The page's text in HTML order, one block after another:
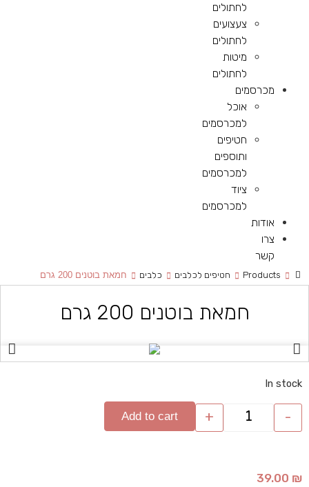
לחתולים
צעצועים
לחתולים
מיטות
לחתולים
מכרסמים
אוכל
למכרסמים
חטיפים
ותוספים
למכרסמים
ציוד
למכרסמים
אודות
צרו
קשר
Products חטיפים לכלבים כלבים חמאת בוטנים 200 גרם
חמאת בוטנים 200 גרם
In stock
-
+
Add to cart
39.00 ₪